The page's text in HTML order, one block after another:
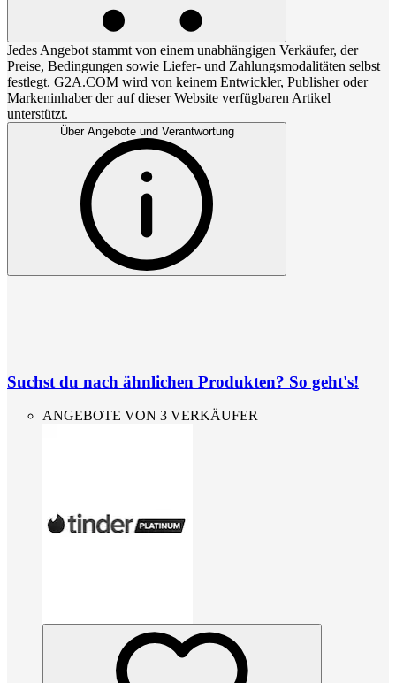
Jedes Angebot stammt von einem unabhängigen Verkäufer, der
Preise, Bedingungen sowie Liefer- und Zahlungsmodalitäten selbst
festlegt. G2A.COM wird von keinem Entwickler, Publisher oder
Markeninhaber der auf dieser Website verfügbaren Artikel
unterstützt.
Über Angebote und Verantwortung
Suchst du nach ähnlichen Produkten? So geht's!
ANGEBOTE VON 3 VERKÄUFER